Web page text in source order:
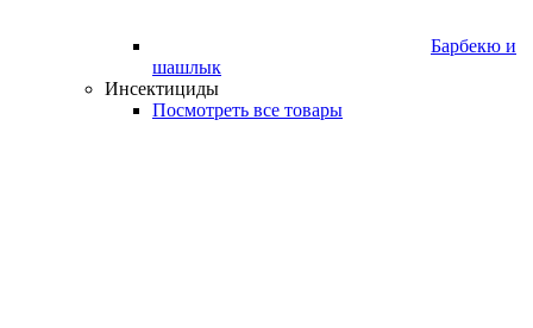
Барбекю и
шашлык
Инсектициды
Посмотреть все товары